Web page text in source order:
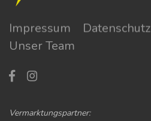
Impressum Datenschutz
Unser Team
Vermarktungspartner: